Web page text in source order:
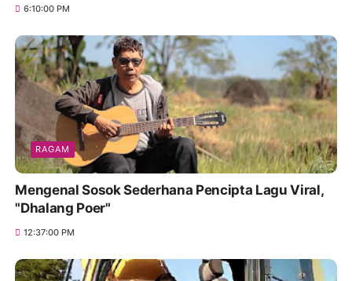
6:10:00 PM
RAGAM
Mengenal Sosok Sederhana Pencipta Lagu Viral,
"Dhalang Poer"
12:37:00 PM